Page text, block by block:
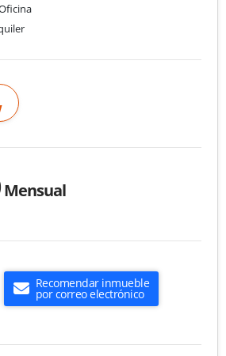
Mensual
Recomendar inmueble
por correo electrónico